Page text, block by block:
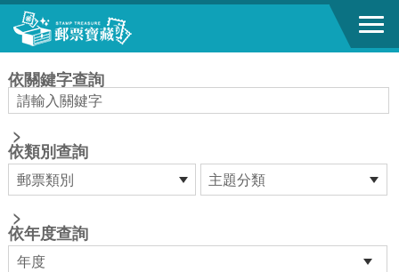
跳到主要內容區塊
依關鍵字查詢
>
依類別查詢
>
依年度查詢